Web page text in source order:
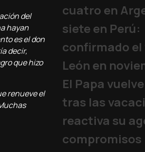
del
hayan
es el don
decir,
que hizo
renueve el
cuatro en
siete en Perú:
confirmado el
León en
El Papa
tras las
reactiva su
compromisos